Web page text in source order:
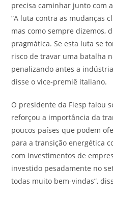
precisa caminhar junto com
“A luta contra as mudanças
mas como sempre dizemos,
pragmática. Se esta luta se
risco de travar uma batalha
penalizando antes a
disse o vice-premiê italiano.
O presidente da Fiesp falou
reforçou a importância da
poucos países que podem
para a transição energética
com investimentos de
investido pesadamente no
todas muito bem-vindas”,